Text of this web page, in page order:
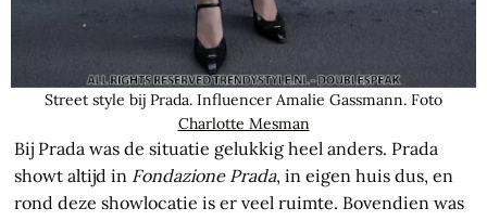
Street style bij Prada. Influencer Amalie Gassmann. Foto
Charlotte Mesman
Bij Prada was de situatie gelukkig heel anders. Prada
showt altijd in Fondazione Prada, in eigen huis dus, en
rond deze showlocatie is er veel ruimte. Bovendien was